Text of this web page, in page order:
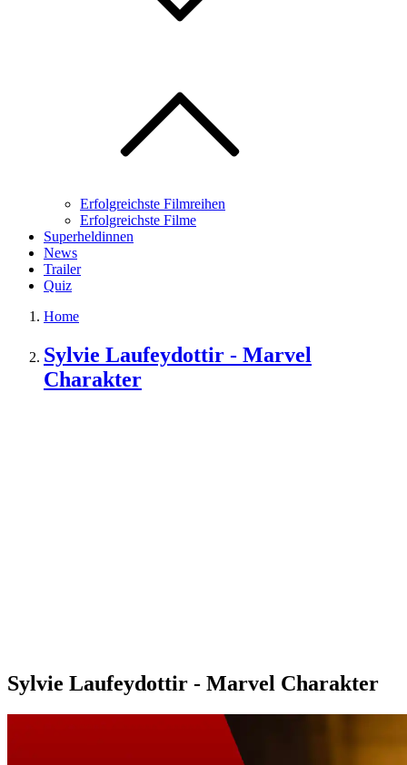
Erfolgreichste Filmreihen
Erfolgreichste Filme
Superheldinnen
News
Trailer
Quiz
Home
Sylvie Laufeydottir - Marvel
Charakter
Sylvie Laufeydottir - Marvel Charakter